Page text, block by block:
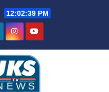
12:02:40 PM